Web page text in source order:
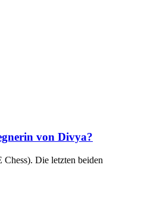
von Divya?
Die letzten beiden